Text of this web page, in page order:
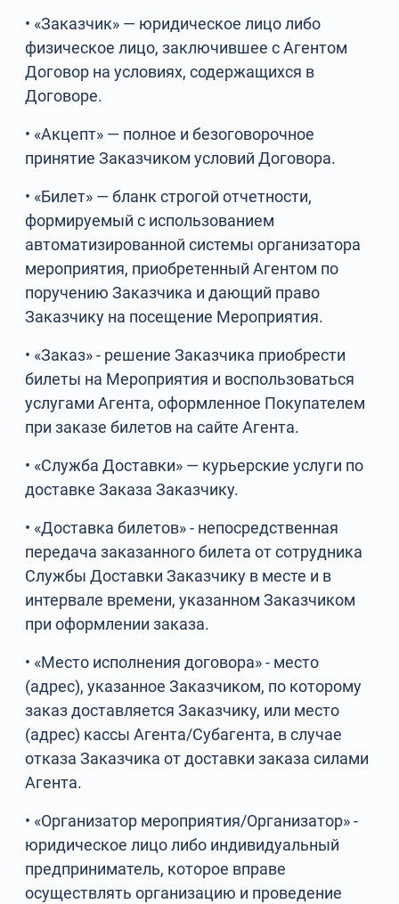
• «Заказчик» — юридическое лицо либо
физическое лицо, заключившее с Агентом
Договор на условиях, содержащихся в
Договоре.
• «Акцепт» — полное и безоговорочное
принятие Заказчиком условий Договора.
• «Билет» — бланк строгой отчетности,
формируемый с использованием
автоматизированной системы организатора
мероприятия, приобретенный Агентом по
поручению Заказчика и дающий право
Заказчику на посещение Мероприятия.
• «Заказ» - решение Заказчика приобрести
билеты на Мероприятия и воспользоваться
услугами Агента, оформленное Покупателем
при заказе билетов на сайте Агента.
• «Служба Доставки» — курьерские услуги по
доставке Заказа Заказчику.
• «Доставка билетов» - непосредственная
передача заказанного билета от сотрудника
Службы Доставки Заказчику в месте и в
интервале времени, указанном Заказчиком
при оформлении заказа.
• «Место исполнения договора» - место
(адрес), указанное Заказчиком, по которому
заказ доставляется Заказчику, или место
(адрес) кассы Агента/Субагента, в случае
отказа Заказчика от доставки заказа силами
Агента.
• «Организатор мероприятия/Организатор» -
юридическое лицо либо индивидуальный
предприниматель, которое вправе
осуществлять организацию и проведение